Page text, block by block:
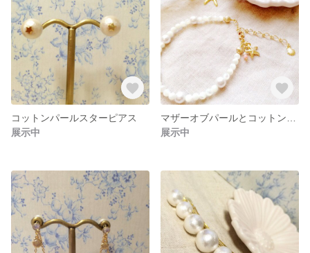
コットンパールスターピアス
展示中
展示中